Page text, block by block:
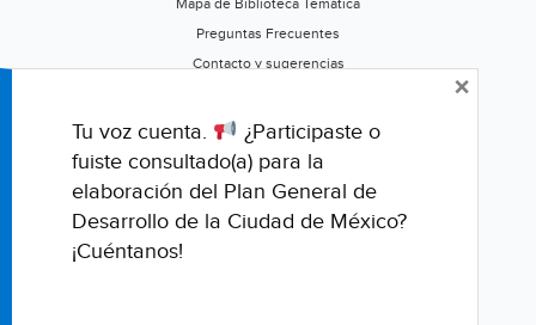
Mapa de Biblioteca Temática
Preguntas Frecuentes
Contacto y sugerencias
Califica este portal
Tu voz cuenta.
¿Participaste o
fuiste consultado(a) para la
elaboración del Plan General de
Desarrollo de la Ciudad de México?
¡Cuéntanos!
×